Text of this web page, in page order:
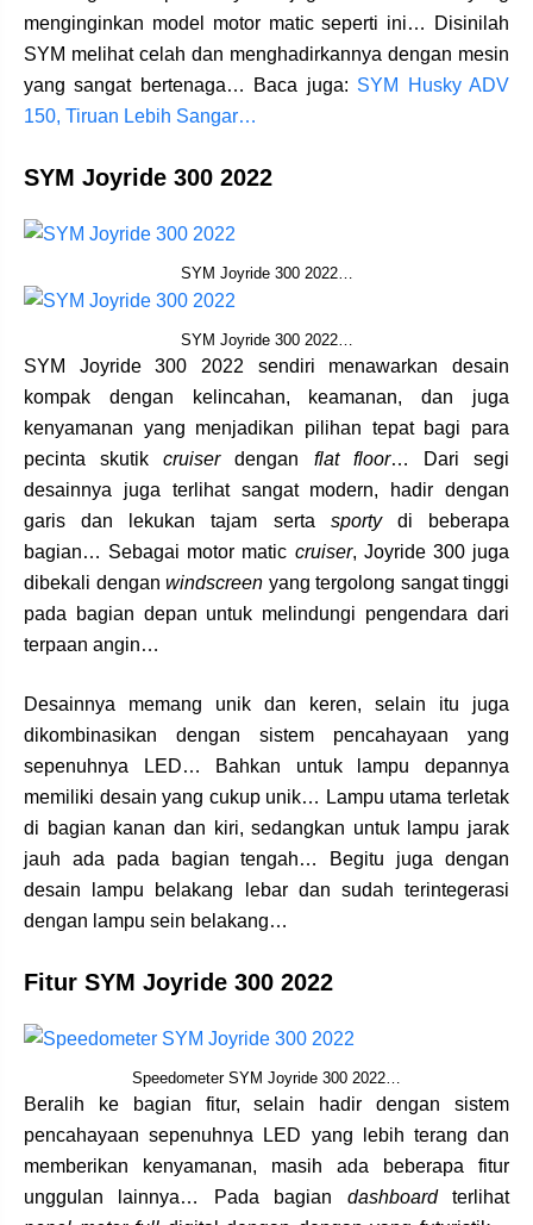
menginginkan model motor matic seperti ini… Disinilah
SYM melihat celah dan menghadirkannya dengan mesin
yang sangat bertenaga… Baca juga: SYM Husky ADV
150, Tiruan Lebih Sangar…
SYM Joyride 300 2022
SYM Joyride 300 2022…
SYM Joyride 300 2022…
SYM Joyride 300 2022 sendiri menawarkan desain
kompak dengan kelincahan, keamanan, dan juga
kenyamanan yang menjadikan pilihan tepat bagi para
pecinta skutikcruiserdengan flat floor… Dari segi
desainnya juga terlihat sangat modern, hadir dengan
garis dan lekukan tajam serta sportydi beberapa
bagian… Sebagai motor matic cruiser, Joyride 300 juga
dibekali dengan windscreen yang tergolong sangat tinggi
pada bagian depan untuk melindungi pengendara dari
terpaan angin…
Desainnya memang unik dan keren, selain itu juga
dikombinasikan dengan sistem pencahayaan yang
sepenuhnya LED… Bahkan untuk lampu depannya
memiliki desain yang cukup unik… Lampu utama terletak
di bagian kanan dan kiri, sedangkan untuk lampu jarak
jauh ada pada bagian tengah… Begitu juga dengan
desain lampu belakang lebar dan sudah terintegerasi
dengan lampu sein belakang…
Fitur SYM Joyride 300 2022
Speedometer SYM Joyride 300 2022…
Beralih ke bagian fitur, selain hadir dengan sistem
pencahayaan sepenuhnya LED yang lebih terang dan
memberikan kenyamanan, masih ada beberapa fitur
unggulan lainnya… Pada bagian dashboardterlihat